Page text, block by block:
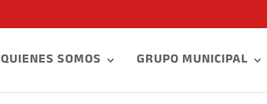
QUIENES SOMOS GRUPO MUNICIPAL